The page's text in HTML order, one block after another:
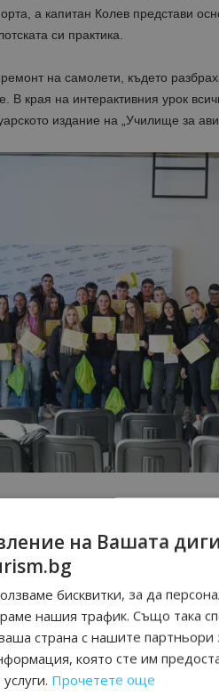
а капитан Колев представи
си практика.
на самолети, където
В края на интерактивния урок
издание на „Училище за
като част от програмата ни за
ни на партньор на общността
в сътрудничесство със средни
региона да участват в „Училище
на учебно съдържание”, каза
директор на летище София
И ПРОМОЦИИ НА
КЪМ ВАЙБЪР КАНАЛА НА
на Вашата
бисквитки, за да
нашия трафик. Също така
страна с нашите
която сте им
Прочетете още